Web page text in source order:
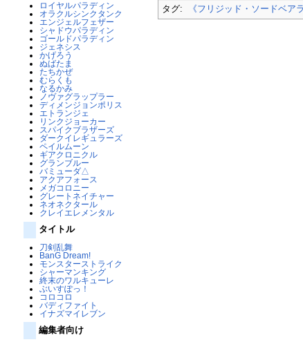
ロイヤルパラディン
オラクルシンクタンク
エンジェルフェザー
シャドウパラディン
ゴールドパラディン
ジェネシス
かげろう
ぬばたま
たちかぜ
むらくも
なるかみ
ノヴァグラップラー
ディメンジョンポリス
エトランジェ
リンクジョーカー
スパイクブラザーズ
ダークイレギュラーズ
ペイルムーン
ギアクロニクル
グランブルー
バミューダ△
アクアフォース
メガコロニー
グレートネイチャー
ネオネクタール
クレイエレメンタル
タイトル
刀剣乱舞
BanG Dream!
モンスターストライク
シャーマンキング
終末のワルキューレ
ぶいすぽっ！
コロコロ
バディファイト
イナズマイレブン
編集者向け
タグ: 《フリジッド・ソードベア